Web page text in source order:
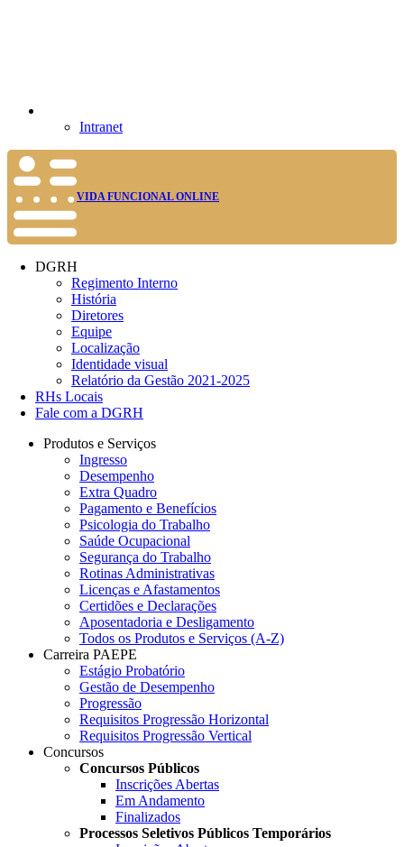
Intranet
VIDA FUNCIONAL ONLINE
DGRH
Regimento Interno
História
Diretores
Equipe
Localização
Identidade visual
Relatório da Gestão 2021-2025
RHs Locais
Fale com a DGRH
Produtos e Serviços
Ingresso
Desempenho
Extra Quadro
Pagamento e Benefícios
Psicologia do Trabalho
Saúde Ocupacional
Segurança do Trabalho
Rotinas Administrativas
Licenças e Afastamentos
Certidões e Declarações
Aposentadoria e Desligamento
Todos os Produtos e Serviços (A-Z)
Carreira PAEPE
Estágio Probatório
Gestão de Desempenho
Progressão
Requisitos Progressão Horizontal
Requisitos Progressão Vertical
Concursos
Concursos Públicos
Inscrições Abertas
Em Andamento
Finalizados
Processos Seletivos Públicos Temporários